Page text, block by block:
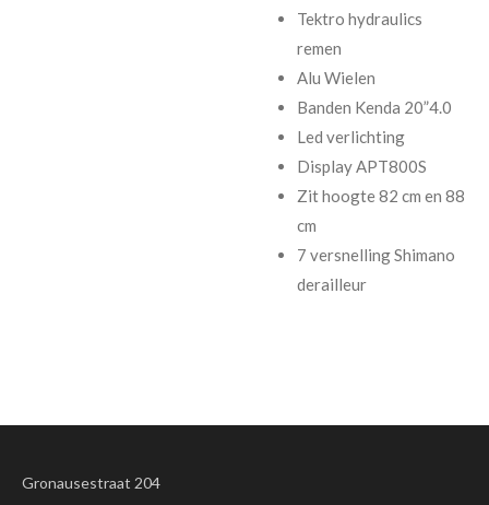
Tektro hydraulics
remen
Alu Wielen
Banden Kenda 20”4.0
Led verlichting
Display APT800S
Zit hoogte 82 cm en 88
cm
7 versnelling Shimano
derailleur
Gronausestraat 204